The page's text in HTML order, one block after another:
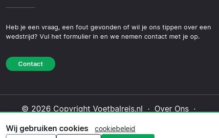
Heb je een vraag, een fout gevonden of wil je ons tippen over een
wedstrijd? Vul het formulier in en we nemen contact met je op.
Contact
© 2026 Copyright Voetbalreis.nl · Over Ons·
Redactioneel beleid
Wij gebruiken cookies cookiebeleid